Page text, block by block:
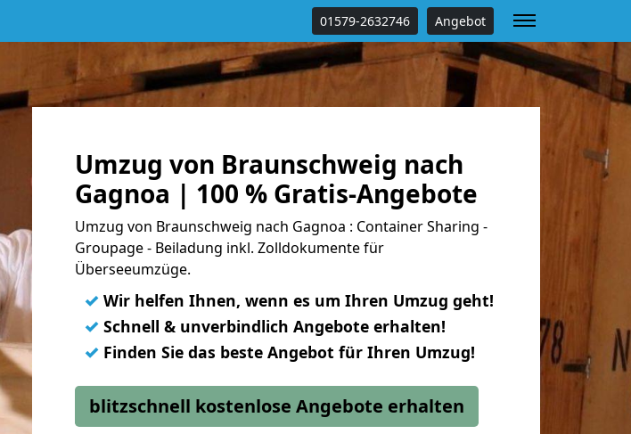
01579-2632746 Angebot
Umzug von Braunschweig nach
Gagnoa | 100 % Gratis-Angebote
Umzug von Braunschweig nach Gagnoa : Container Sharing -
Groupage - Beiladung inkl. Zolldokumente für
Überseeumzüge.
✓ Wir helfen Ihnen, wenn es um Ihren Umzug geht!
✓ Schnell & unverbindlich Angebote erhalten!
✓ Finden Sie das beste Angebot für Ihren Umzug!
blitzschnell kostenlose Angebote erhalten